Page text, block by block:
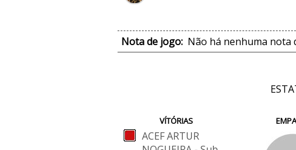
Nota de jogo: Não há nenhuma nota
VÍTÓRIAS
ACEF ARTUR